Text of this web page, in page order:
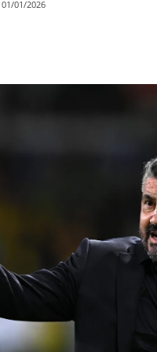
01/01/2026